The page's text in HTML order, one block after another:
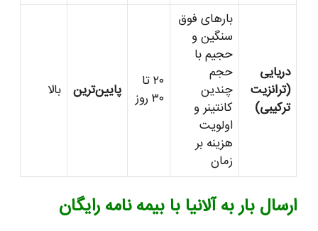
دریایی
(ترانزیت
ترکیبی)
بارهای فوق
سنگین و
حجیم با
حجم
چندین
کانتینر و
اولویت
هزینه بر
زمان
۲۰ تا
۳۰ روز
پایین‌ترین بالا
ارسال بار به آلانیا با بیمه نامه رایگان